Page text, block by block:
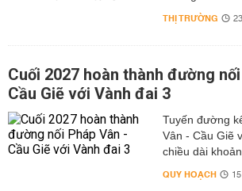
THỊ TRƯỜNG
Cuối 2027 hoàn thành đường
Cầu Giẽ với Vành đai 3
Tuyến đường
Vân - Cầu Giẽ
chiều dài
QUY HOẠCH